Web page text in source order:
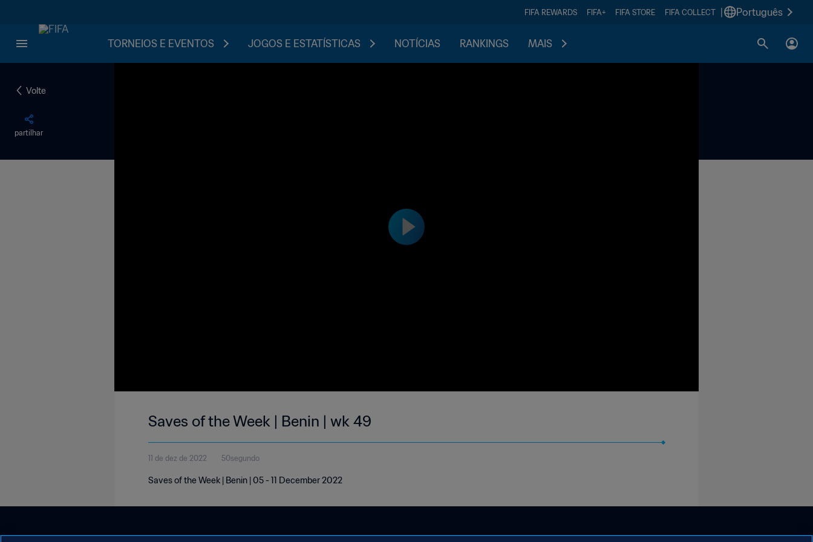
FIFA REWARDS FIFA+ FIFA STORE FIFA COLLECT Português
TORNEIOS E EVENTOS JOGOS E ESTATÍSTICAS NOTÍCIAS RANKINGS MAIS
Volte
partilhar
Saves of the Week | Benin | wk 49
11 de dez de 2022 50segundo
Saves of the Week | Benin | 05 - 11 December 2022